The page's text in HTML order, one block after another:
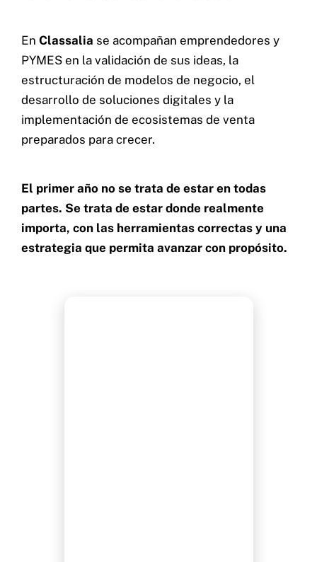
En Classalia se acompañan emprendedores y
PYMES en la validación de sus ideas, la
estructuración de modelos de negocio, el
desarrollo de soluciones digitales y la
implementación de ecosistemas de venta
preparados para crecer.
El primer año no se trata de estar en todas
partes. Se trata de estar donde realmente
importa, con las herramientas correctas y una
estrategia que permita avanzar con propósito.